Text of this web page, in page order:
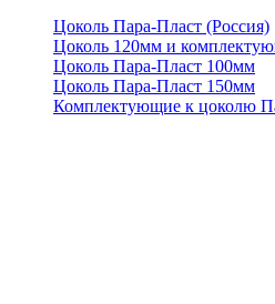
Цоколь Пара-Пласт (Россия)
Цоколь 120мм и
Цоколь Пара-Пласт 100мм
Цоколь Пара-Пласт 150мм
Комплектующие к цоколю